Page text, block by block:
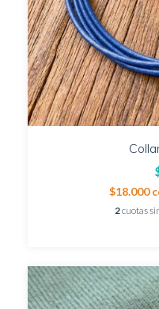
$18.000
2cuotas